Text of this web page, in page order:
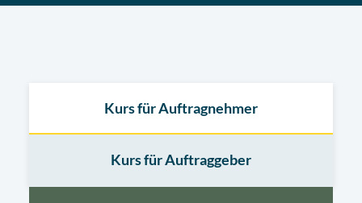
Kurs für Auftragnehmer
Kurs für Auftraggeber